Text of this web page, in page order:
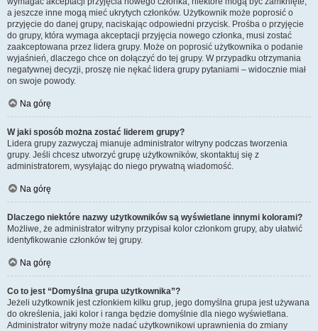
a jeszcze inne mogą mieć ukrytych członków. Użytkownik może poprosić o
przyjęcie do danej grupy, naciskając odpowiedni przycisk. Prośba o przyjęcie
do grupy, która wymaga akceptacji przyjęcia nowego członka, musi zostać
zaakceptowana przez lidera grupy. Może on poprosić użytkownika o podanie
wyjaśnień, dlaczego chce on dołączyć do tej grupy. W przypadku otrzymania
negatywnej decyzji, proszę nie nękać lidera grupy pytaniami – widocznie miał
on swoje powody.
Na górę
W jaki sposób można zostać liderem grupy?
Lidera grupy zazwyczaj mianuje administrator witryny podczas tworzenia
grupy. Jeśli chcesz utworzyć grupę użytkowników, skontaktuj się z
administratorem, wysyłając do niego prywatną wiadomość.
Na górę
Dlaczego niektóre nazwy użytkowników są wyświetlane innymi kolorami?
Możliwe, że administrator witryny przypisał kolor członkom grupy, aby ułatwić
identyfikowanie członków tej grupy.
Na górę
Co to jest “Domyślna grupa użytkownika”?
Jeżeli użytkownik jest członkiem kilku grup, jego domyślna grupa jest używana
do określenia, jaki kolor i ranga będzie domyślnie dla niego wyświetlana.
Administrator witryny może nadać użytkownikowi uprawnienia do zmiany